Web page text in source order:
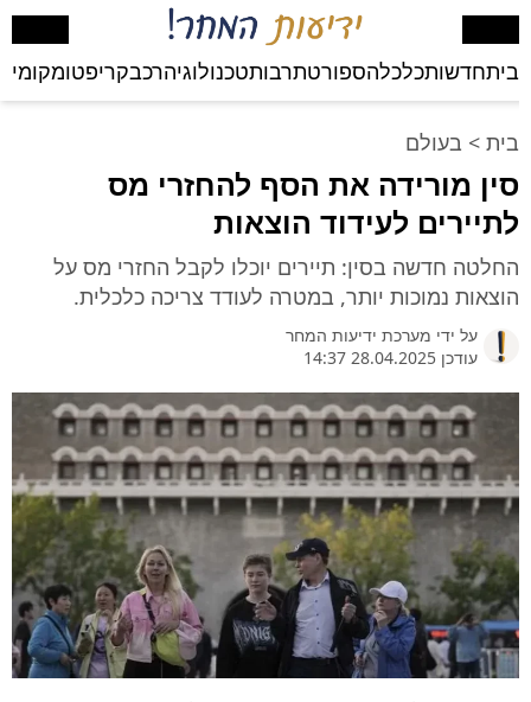
ביתחדשותכלכלהספורטתרבותטכנולוגיהרכבקריפטומקומי
בית > בעולם
סין מורידה את הסף להחזרי מס
לתיירים לעידוד הוצאות
החלטה חדשה בסין: תיירים יוכלו לקבל החזרי מס על
הוצאות נמוכות יותר, במטרה לעודד צריכה כלכלית.
על ידי מערכת ידיעות המחר
עודכן 28.04.2025 14:37